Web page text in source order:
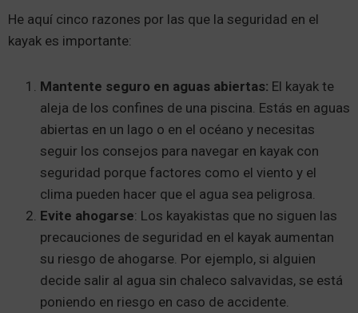
He aquí cinco razones por las que la seguridad en el
kayak es importante:
Mantente seguro en aguas abiertas: El kayak te
aleja de los confines de una piscina. Estás en aguas
abiertas en un lago o en el océano y necesitas
seguir los consejos para navegar en kayak con
seguridad porque factores como el viento y el
clima pueden hacer que el agua sea peligrosa.
Evite ahogarse: Los kayakistas que no siguen las
precauciones de seguridad en el kayak aumentan
su riesgo de ahogarse. Por ejemplo, si alguien
decide salir al agua sin chaleco salvavidas, se está
poniendo en riesgo en caso de accidente.